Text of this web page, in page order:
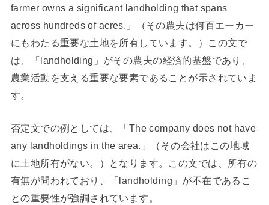
farmer owns a significant landholding that spans
across hundreds of acres.」（その農夫は何百エーカー
にもわたる重要な土地を所有しています。）この文で
は、「landholding」がその農夫の経済的基盤であり、
農業活動を支える重要な要素であることが示されていま
す。
否定文での例としては、「The company does not have
any landholdings in the area.」（その会社はこの地域
に土地所有がない。）となります。この文では、所有の
有無が問われており、「landholding」が不在であるこ
との重要性が強調されています。